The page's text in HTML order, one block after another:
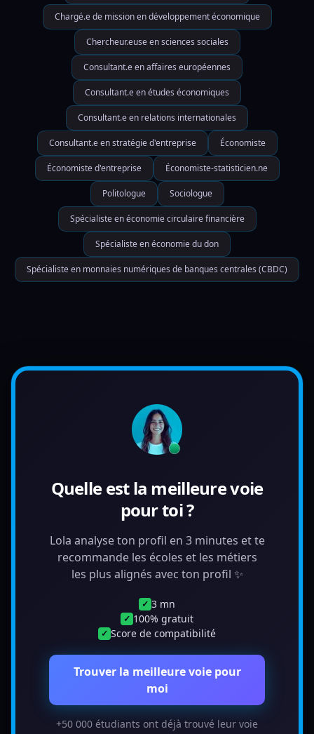
Chargé.e de mission en développement économique
Chercheur.euse en sciences sociales
Consultant.e en affaires européennes
Consultant.e en études économiques
Consultant.e en relations internationales
Consultant.e en stratégie d'entreprise Économiste
Économiste d'entreprise Économiste-statisticien.ne
Politologue Sociologue
Spécialiste en économie circulaire financière
Spécialiste en économie du don
Spécialiste en monnaies numériques de banques centrales (CBDC)
Quelle est la meilleure voie
pour toi ?
Lola analyse ton profil en 3 minutes et te
recommande les écoles et les métiers
les plus alignés avec ton profil ✨
✓ 3 mn
✓ 100% gratuit
✓ Score de compatibilité
Trouver la meilleure voie pour
moi
+50 000 étudiants ont déjà trouvé leur voie